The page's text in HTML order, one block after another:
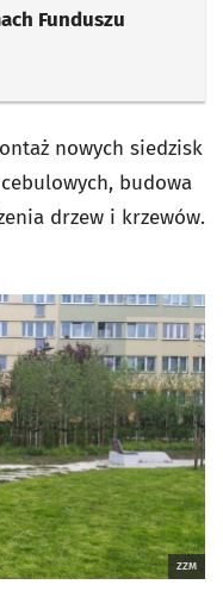
Funduszu
nowych siedzisk
budowa
drzew i krzewów.
ZZM